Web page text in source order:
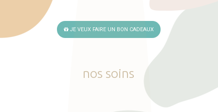
JE VEUX FAIRE UN BON CADEAUX
nos soins